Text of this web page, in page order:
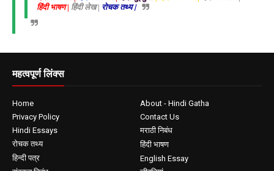
हिंदी भाषण | हिंदी लेख | रोचक तथ्य |
महत्वपूर्ण लिंक्स
Home
About - Hindi Gatha
Privacy Policy
Contact Us
Hindi Essays
मराठी निबंध
रोचक तथ्य
हिंदी भाषण
हिन्दी पत्र
English Essay